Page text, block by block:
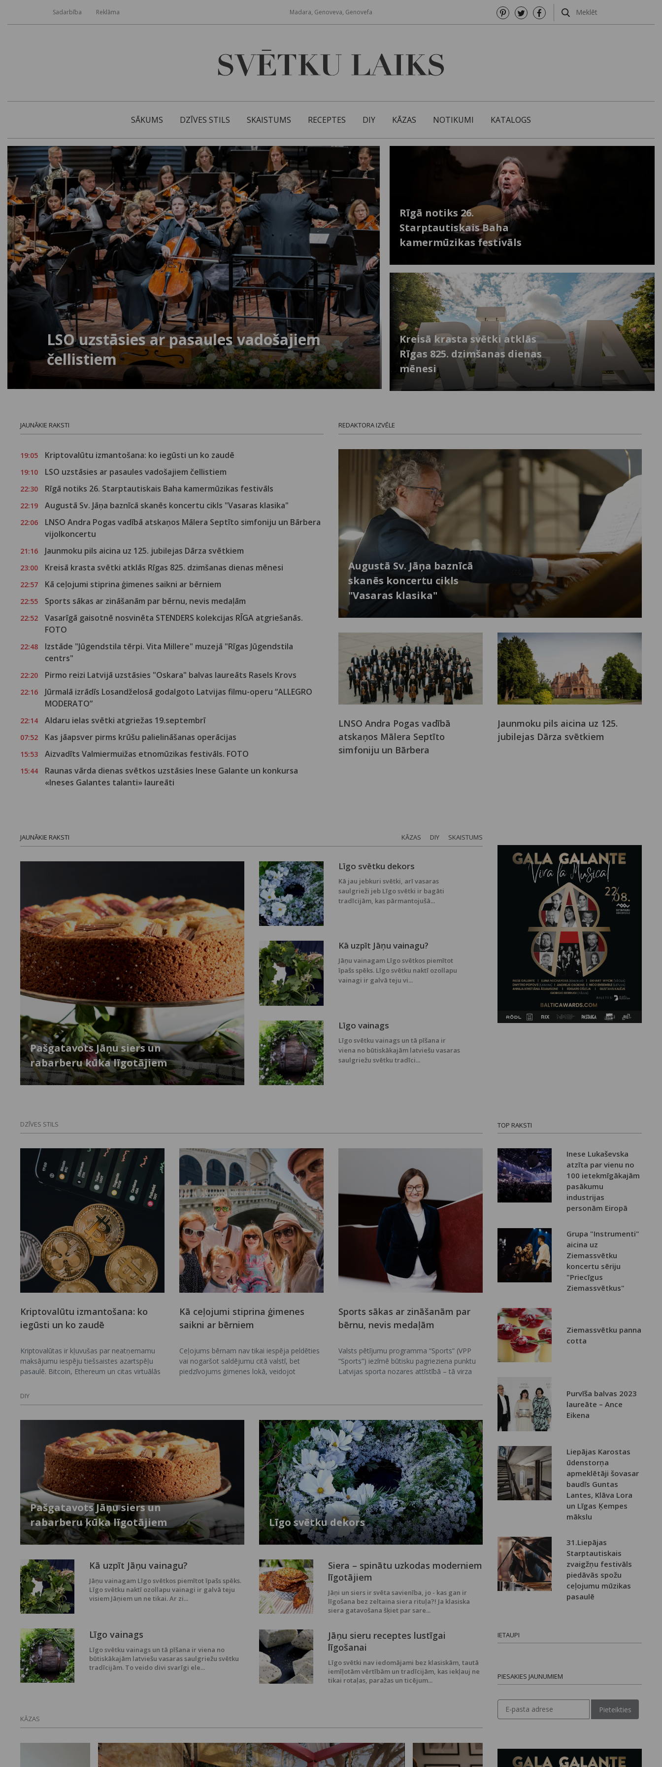
Sadarbība Reklāma Madara, Genoveva, Genovefa
SĀKUMS DZĪVES STILS SKAISTUMS RECEPTES DIY KĀZAS NOTIKUMI KATALOGS
LSO uzstāsies ar pasaules vadošajiem
čellistiem
Rīgā notiks 26.
Starptautiskais Baha
kamermūzikas festivāls
Kreisā krasta svētki atklās
Rīgas 825. dzimšanas dienas
mēnesi
JAUNĀKIE RAKSTI
19:05 Kriptovalūtu izmantošana: ko iegūsti un ko zaudē
19:10 LSO uzstāsies ar pasaules vadošajiem čellistiem
22:30 Rīgā notiks 26. Starptautiskais Baha kamermūzikas festivāls
22:19 Augustā Sv. Jāņa baznīcā skanēs koncertu cikls "Vasaras klasika"
22:06
LNSO Andra Pogas vadībā atskaņos Mālera Septīto simfoniju un Bārbera
vijolkoncertu
21:16 Jaunmoku pils aicina uz 125. jubilejas Dārza svētkiem
23:00 Kreisā krasta svētki atklās Rīgas 825. dzimšanas dienas mēnesi
22:57 Kā ceļojumi stiprina ģimenes saikni ar bērniem
22:55 Sports sākas ar zināšanām par bērnu, nevis medaļām
22:52
Vasarīgā gaisotnē nosvinēta STENDERS kolekcijas RĪGA atgriešanās.
FOTO
22:48
Izstāde "Jūgendstila tērpi. Vita Millere" muzejā "Rīgas Jūgendstila
centrs"
22:20 Pirmo reizi Latvijā uzstāsies "Oskara" balvas laureāts Rasels Krovs
22:16
Jūrmalā izrādīs Losandželosā godalgoto Latvijas filmu-operu “ALLEGRO
MODERATO”
22:14 Aldaru ielas svētki atgriežas 19.septembrī
07:52 Kas jāapsver pirms krūšu palielināšanas operācijas
15:53 Aizvadīts Valmiermuižas etnomūzikas festivāls. FOTO
15:44
Raunas vārda dienas svētkos uzstāsies Inese Galante un konkursa
«Ineses Galantes talanti» laureāti
REDAKTORA IZVĒLE
Augustā Sv. Jāņa baznīcā
skanēs koncertu cikls
"Vasaras klasika"
LNSO Andra Pogas vadībā
atskaņos Mālera Septīto
simfoniju un Bārbera
Jaunmoku pils aicina uz 125.
jubilejas Dārza svētkiem
JAUNĀKIE RAKSTI KĀZAS DIY SKAISTUMS
Pašgatavots Jāņu siers un
rabarberu kūka līgotājiem
Līgo svētku dekors
Kā jau jebkuri svētki, arī vasaras
saulgrieži jeb Līgo svētki ir bagāti
tradīcijām, kas pārmantojušā...
Kā uzpīt Jāņu vainagu?
Jāņu vainagam Līgo svētkos piemītot
īpašs spēks. Līgo svētku naktī ozollapu
vainagi ir galvā teju vi...
Līgo vainags
Līgo svētku vainags un tā pīšana ir
viena no būtiskākajām latviešu vasaras
saulgriežu svētku tradīci...
DZĪVES STILS
Kriptovalūtu izmantošana: ko
iegūsti un ko zaudē
Kriptovalūtas ir kļuvušas par neatņemamu
maksājumu iespēju tiešsaistes azartspēļu
pasaulē. Bitcoin, Ethereum un citas virtuālās
tradicionālajām bankas metodēm, taču šī
izvēle nav vienpusīgi pozitīva. Šajā rakstā
Kā ceļojumi stiprina ģimenes
saikni ar bērniem
Ceļojums bērnam nav tikai iespēja peldēties
vai nogaršot saldējumu citā valstī, bet
piedzīvojums ģimenes lokā, veidojot
citas kultūras, valodas un tradīcijas, nemanot
Sports sākas ar zināšanām par
bērnu, nevis medaļām
Valsts pētījumu programma “Sports” (VPP
“Sports”) iezīmē būtisku pagrieziena punktu
Latvijas sporta nozares attīstībā – tā virza
politikas daļu. Programmā iegūtās zināšanas
un vesels cilvēks un kādi lēmumi
nepieciešami, lai sporta vide būtu droša,
attīstoša un vērsta uz ilgtermiņu.
DIY
Pašgatavots Jāņu siers un
rabarberu kūka līgotājiem
Līgo svētku dekors
Kā uzpīt Jāņu vainagu?
Jāņu vainagam Līgo svētkos piemītot īpašs spēks.
Līgo svētku naktī ozollapu vainagi ir galvā teju
visiem Jāņiem un ne tikai. Ar zi...
Līgo vainags
Līgo svētku vainags un tā pīšana ir viena no
būtiskākajām latviešu vasaras saulgriežu svētku
tradīcijām. To veido divi svarīgi ele...
Siera – spinātu uzkodas moderniem
līgotājiem
Jāņi un siers ir svēta savienība, jo - kas gan ir
līgošana bez zeltaina siera rituļa?! Ja klasiska
siera gatavošana šķiet par sare...
Jāņu sieru receptes lustīgai
līgošanai
Līgo svētki nav iedomājami bez klasiskām, tautā
iemīļotām vērtībām un tradīcijām, kas iekļauj ne
tikai rotaļas, paražas un ticējum...
KĀZAS
TOP RAKSTI
Inese Lukaševska
atzīta par vienu no
100 ietekmīgākajām
pasākumu
industrijas
personām Eiropā
Grupa "Instrumenti"
aicina uz
Ziemassvētku
koncertu sēriju
"Priecīgus
Ziemassvētkus"
Ziemassvētku panna
cotta
Purvīša balvas 2023
laureāte – Ance
Eikena
Liepājas Karostas
ūdenstorņa
apmeklētāji šovasar
baudīs Guntas
Lantes, Klāva Lora
un Līgas Ķempes
mākslu
31.Liepājas
Starptautiskais
zvaigžņu festivāls
piedāvās spožu
ceļojumu mūzikas
pasaulē
IETAUPI
PIESAKIES JAUNUMIEM
Pieteikties